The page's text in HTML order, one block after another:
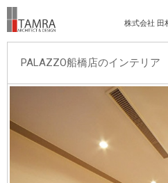
株式会社 田
PALAZZO船橋店のインテリア